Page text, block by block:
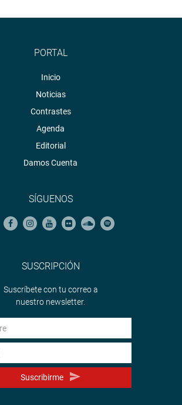
PORTAL
Inicio
Noticias
Contrastes
Agenda
Editorial
Damos Cuenta
SÍGUENOS
SUSCRIPCIÓN
Suscríbete con tu correo a
nuestro newsletter.
Suscribirme